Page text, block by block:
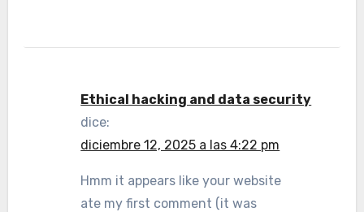
Ethical hacking and data security
dice:
diciembre 12, 2025 a las 4:22 pm
Hmm it appears like your website
ate my first comment (it was